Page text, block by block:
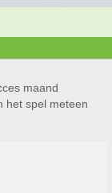
maand
het spel meteen